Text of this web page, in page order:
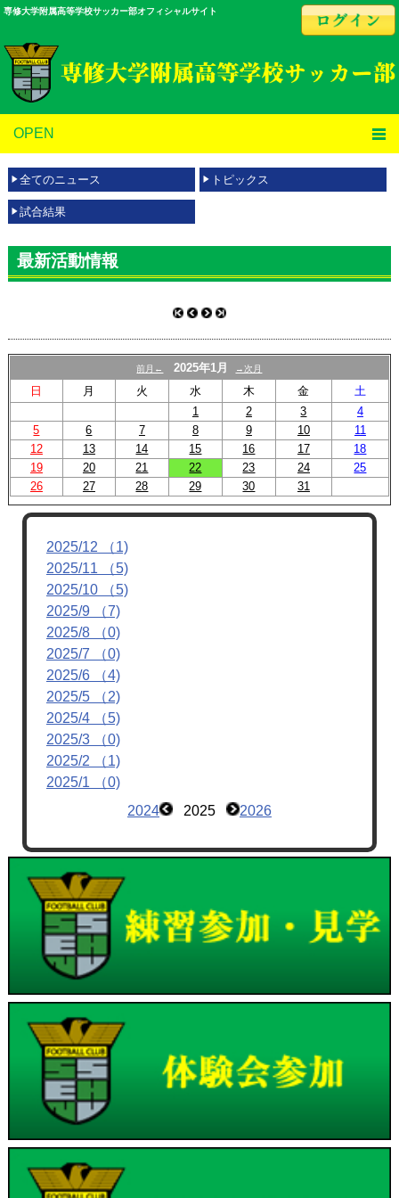
専修大学附属高等学校サッカー部オフィシャルサイト
OPEN
全てのニュース トピックス
試合結果
最新活動情報
前月← 2025年1月 →次月
日 月 火 水 木 金
土
1
2 3
4
5
6 7 8 9 10
11
12
13 14 15 16 17
18
19
20 21 22 23 24
25
26
27 28 29 30 31
2025/12 （1)
2025/11 （5)
2025/10 （5)
2025/9 （7)
2025/8 （0)
2025/7 （0)
2025/6 （4)
2025/5 （2)
2025/4 （5)
2025/3 （0)
2025/2 （1)
2025/1 （0)
2024
2025 2026